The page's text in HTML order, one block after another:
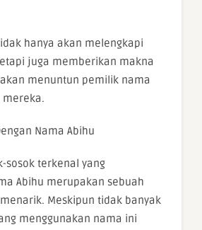
hanya akan melengkapi
juga memberikan makna
menuntun pemilik nama
mereka.
Nama Abihu
sosok terkenal yang
Abihu merupakan sebuah
Meskipun tidak banyak
menggunakan nama ini